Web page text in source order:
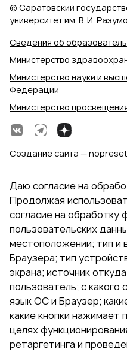
Сведения об
Министерство
Министерство науки и
Федерации
Министерство
© Саратовский
университет им. В. И.
Создание сайта — nopreset
Даю согласие на
Продолжая
согласие на обработку
пользовательских
местоположении; тип и
Браузера; тип
экрана; источник
пользователь; с какого
язык ОС и Браузер;
какие кнопки нажимает
целях
ретаргетинга и